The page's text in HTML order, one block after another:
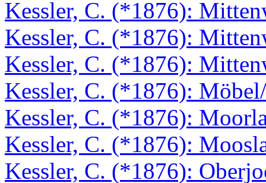
Kessler, C. (*1876):
Kessler, C. (*1876):
Kessler, C. (*1876):
Kessler, C. (*1876):
Kessler, C. (*1876):
Kessler, C. (*1876):
Kessler, C. (*1876):